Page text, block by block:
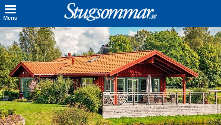
Menu
Sök stuga
Sista Minuten
Genvägar
Inspiration
Kontakt